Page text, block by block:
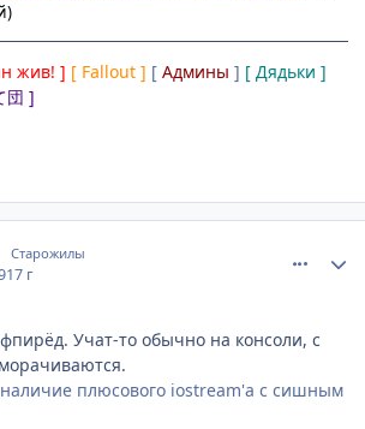
жив! ] [ Fallout ] [ Админы ] [ Дядьки ]
団 ]
Старожилы
17 г
Учат-то обычно на консоли, с
плюсового iostream'а с сишным